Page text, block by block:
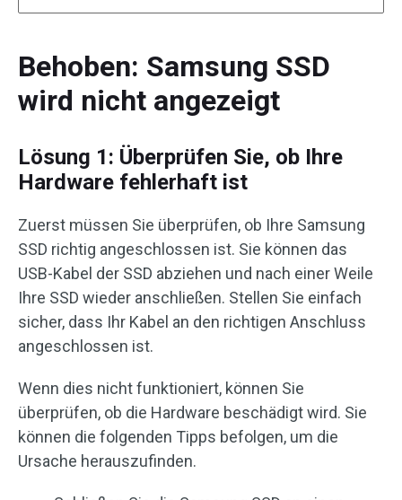
Behoben: Samsung SSD
wird nicht angezeigt
Lösung 1: Überprüfen Sie, ob Ihre
Hardware fehlerhaft ist
Zuerst müssen Sie überprüfen, ob Ihre Samsung
SSD richtig angeschlossen ist. Sie können das
USB-Kabel der SSD abziehen und nach einer Weile
Ihre SSD wieder anschließen. Stellen Sie einfach
sicher, dass Ihr Kabel an den richtigen Anschluss
angeschlossen ist.
Wenn dies nicht funktioniert, können Sie
überprüfen, ob die Hardware beschädigt wird. Sie
können die folgenden Tipps befolgen, um die
Ursache herauszufinden.